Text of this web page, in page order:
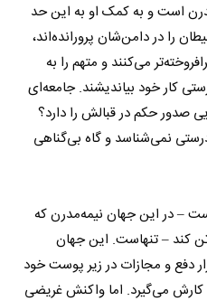
است و به کمک او به این حد
را در دامن‌شان پرورانده‌اند،
می‌کنند و متهم را به
کار خود بیاندیشند. جامعه‌ای
صدور حکم در قبالش را دارد؟
نمی‌شناسد و گاه بی‌گناهی
– در این جهان نیمه‌مدرن که
کند – تنهاست. این جهان
دفع و مجازات در زیر پوست خود
کارش می‌گیرد. اما واکنش غریضی